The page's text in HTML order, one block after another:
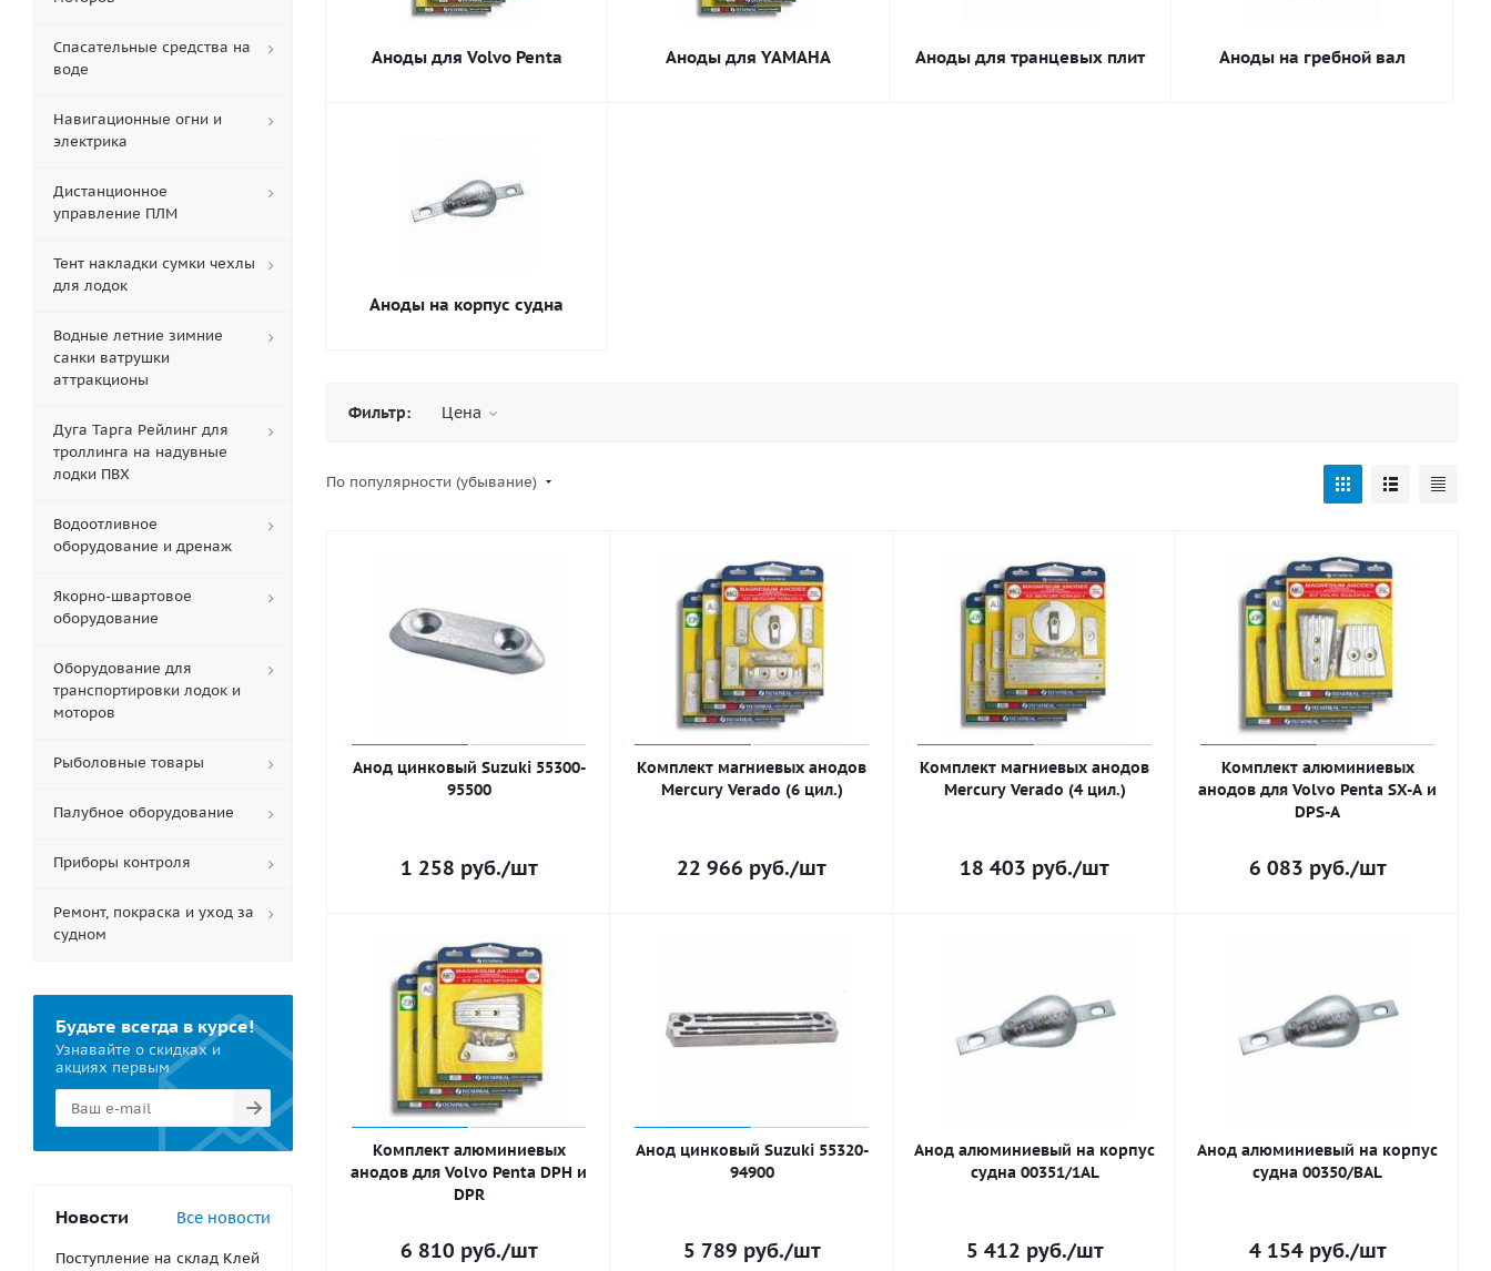
Аноды для Volvo Penta Аноды для YAMAHA Аноды для транцевых плит Аноды на гребной вал
Аноды на корпус судна
Фильтр: Цена
По популярности (убывание)
Анод цинковый Suzuki 55300-
95500
1 258 руб./шт
Комплект магниевых анодов
Mercury Verado (6 цил.)
22 966 руб./шт
Комплект магниевых анодов
Mercury Verado (4 цил.)
18 403 руб./шт
Комплект алюминиевых
анодов для Volvo Penta SX-A и
DPS-A
6 083 руб./шт
Комплект алюминиевых
анодов для Volvo Penta DPH и
DPR
6 810 руб./шт
Анод цинковый Suzuki 55320-
94900
5 789 руб./шт
Анод алюминиевый на корпус
судна 00351/1AL
5 412 руб./шт
Анод алюминиевый на корпус
судна 00350/BAL
4 154руб./шт
Спасательные средства на
воде
Навигационные огни и
электрика
Дистанционное
управление ПЛМ
Тент накладки сумки чехлы
для лодок
Водные летние зимние
санки ватрушки
аттракционы
Дуга Тарга Рейлинг для
троллинга на надувные
лодки ПВХ
Водоотливное
оборудование и дренаж
Якорно-швартовое
оборудование
Оборудование для
транспортировки лодок и
моторов
Рыболовные товары
Палубное оборудование
Приборы контроля
Ремонт, покраска и уход за
судном
Будьте всегда в курсе!
Узнавайте о скидках и
акциях первым
Новости Все новости
Поступление на склад Клей